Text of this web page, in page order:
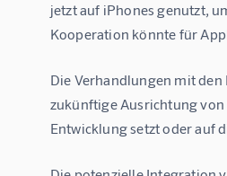
jetzt auf iPhones genutzt,
Kooperation könnte für
Die Verhandlungen mit
zukünftige Ausrichtung von
Entwicklung setzt oder auf